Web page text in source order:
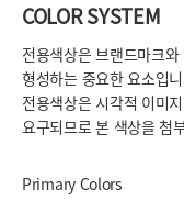
COLOR SYSTEM
전용색상은 브랜드마크
형성하는 중요한 요소입
전용색상은 시각적 이미
요구되므로 본 색상을 첨
Primary Colors